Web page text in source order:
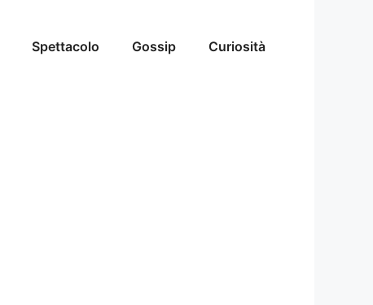
Spettacolo Gossip Curiosità